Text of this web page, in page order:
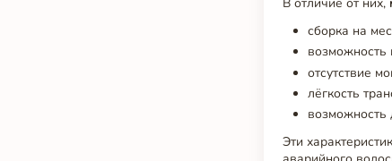
сборка на
возможность
отсутствие
лёгкость
возможность
Эти